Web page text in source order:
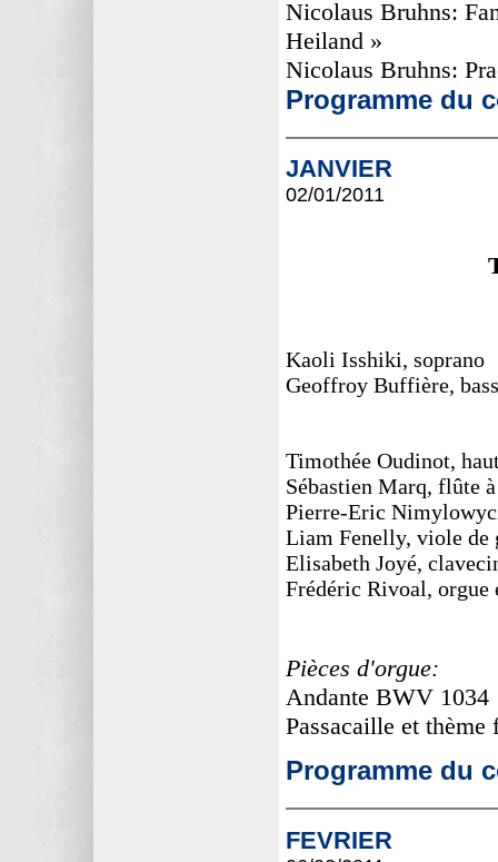
Nicolaus Bruhns:
Heiland »
Nicolaus Bruhns:
Programme du
JANVIER
02/01/2011
Kaoli Isshiki, soprano
Geoffroy Buffière,
Timothée Oudinot,
Sébastien Marq, flûte
Pierre-Eric
Liam Fenelly, viole de
Elisabeth Joyé,
Frédéric Rivoal,
Pièces d'orgue:
Andante BWV 1034
Passacaille et
Programme du
FEVRIER